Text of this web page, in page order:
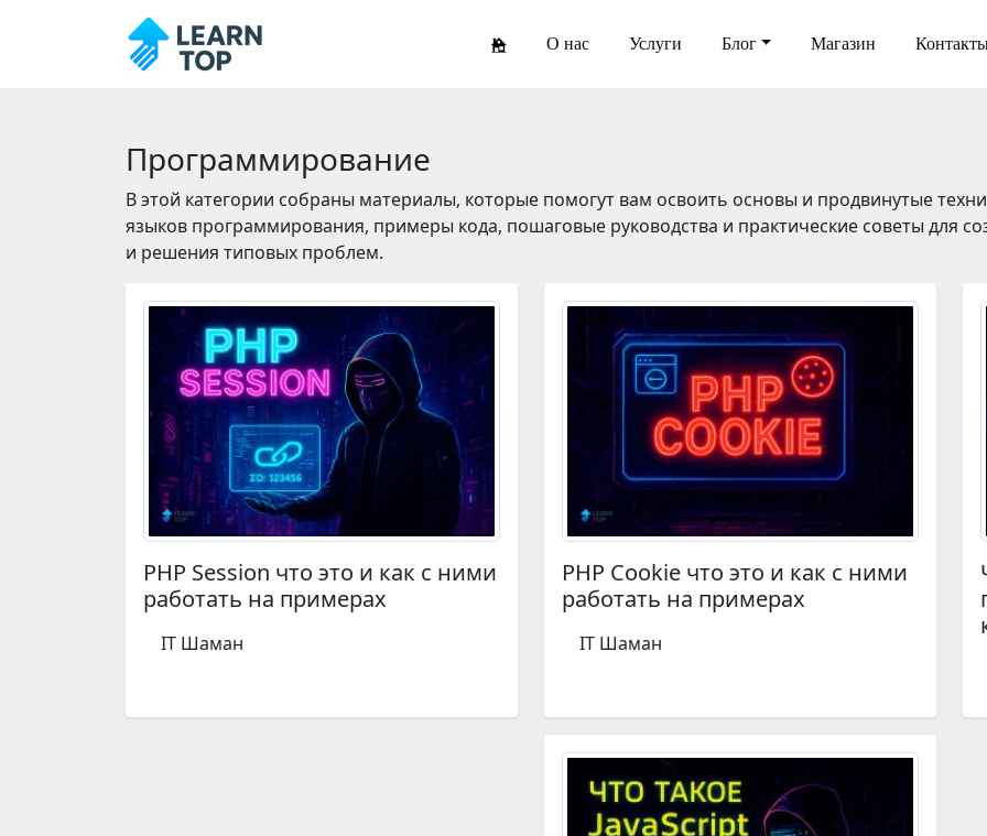
О нас Услуги Блог Магазин
Программирование
В этой категории собраны материалы, которые помогут вам освоить основы и продвинутые
языков программирования, примеры кода, пошаговые руководства и практические советы для
и решения типовых проблем.
PHP Session что это и как с ними
работать на примерах
IT Шаман
PHP Cookie что это и как с ними
работать на примерах
IT Шаман